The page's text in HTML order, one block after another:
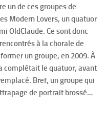
un de ces groupes de
Modern Lovers, un quatuor
OldClaude. Ce sont donc
à la chorale de
un groupe, en 2009. À
complétait le quatuor, avant
Bref, un groupe qui
de portrait brossé…